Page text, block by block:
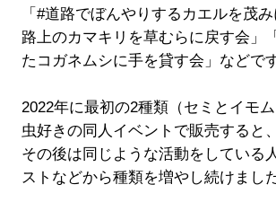
「#道路でぼんやりするカエルを茂
路上のカマキリを草むらに戻す会」
たコガネムシに手を貸す会」などです
2022年に最初の2種類（セミとイモム
虫好きの同人イベントで販売すると
その後は同じような活動をしている
ストなどから種類を増やし続けました